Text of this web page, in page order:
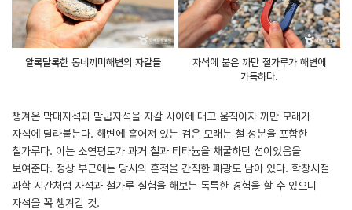
알록달록한 동네끼미해변의 자갈들
자석에 붙은 까만 철가루가 해변에
가득하다.
챙겨온 막대자석과 말굽자석을 자갈 사이에 대고 움직이자 까만 모래가
자석에 달라붙는다. 해변에 흩어져 있는 검은 모래는 철 성분을 포함한
철가루다. 이는 소연평도가 과거 철과 티타늄을 채굴하던 섬이었음을
보여준다. 정상 부근에는 당시의 흔적을 간직한 폐광도 남아 있다. 학창시절
과학 시간처럼 자석과 철가루 실험을 해보는 독특한 경험을 할 수 있으니
자석을 꼭 챙겨갈 것.